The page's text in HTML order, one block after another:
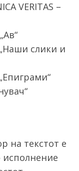
VERITAS –
слики и
на текстот е
исполнение